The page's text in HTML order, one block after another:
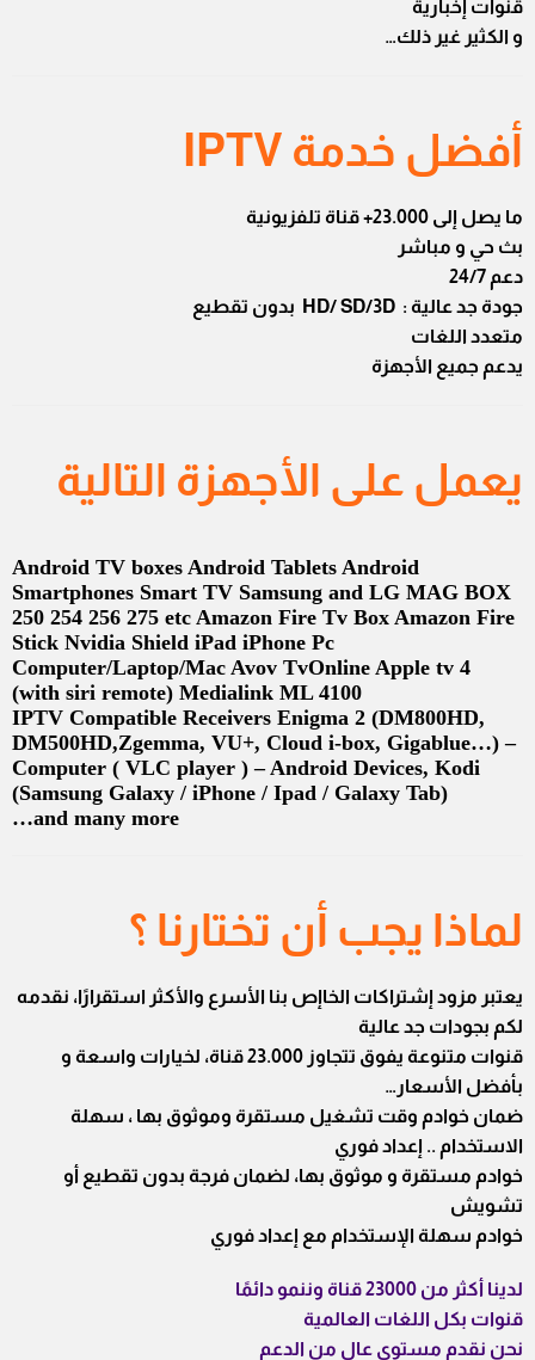
قنوات إخبارية
و الكثير غير ذلك…
أفضل خدمة IPTV
ما يصل إلى 23.000+ قناة تلفزيونية
بث حي و مباشر
دعم 24/7
جودة جد عالية : HD/ SD/3D بدون تقطيع
متعدد اللغات
يدعم جميع الأجهزة
يعمل على الأجهزة التالية
Android TV boxes Android Tablets Android
Smartphones Smart TV Samsung and LG MAG BOX
250 254 256 275 etc Amazon Fire Tv Box Amazon Fire
Stick Nvidia Shield iPad iPhone Pc
Computer/Laptop/Mac Avov TvOnline Apple tv 4
(with siri remote) Medialink ML 4100
IPTV Compatible Receivers Enigma 2 (DM800HD,
DM500HD,Zgemma, VU+, Cloud i-box, Gigablue…) –
Computer ( VLC player ) – Android Devices, Kodi
(Samsung Galaxy / iPhone / Ipad / Galaxy Tab)
and many more…
لماذا يجب أن تختارنا ؟
يعتبر مزود إشتراكات الخاإص بنا الأسرع والأكثر استقرارًا، نقدمه
لكم بجودات جد عالية
قنوات متنوعة يفوق تتجاوز 23.000 قناة، لخيارات واسعة و
بأفضل الأسعار…
ضمان خوادم وقت تشغيل مستقرة وموثوق بها ، سهلة
الاستخدام .. إعداد فوري
خوادم مستقرة و موثوق بها، لضمان فرجة بدون تقطيع أو
تشويش
خوادم سهلة الإستخدام مع إعداد فوري
لدينا أكثر من 23000 قناة وننمو دائمًا
قنوات بكل اللغات العالمية
نحن نقدم مستوى عال من الدعم